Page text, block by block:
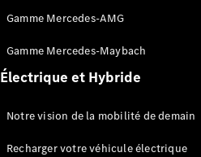
Classe A
Gamme Mercedes-AMG
Gamme Mercedes-Maybach
Électrique et Hybride
Notre vision de la mobilité de demain
Recharger votre véhicule électrique